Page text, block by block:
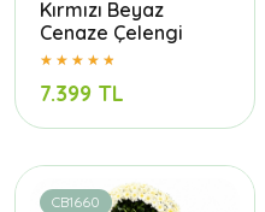
Kırmızı Beyaz
Cenaze Çelengi
7.399 TL
CB1660